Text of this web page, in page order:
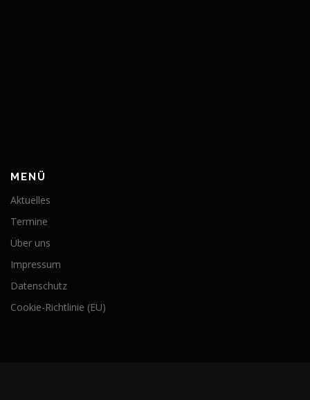
MENÜ
Aktuelles
Termine
Über uns
Impressum
Datenschutz
Cookie-Richtlinie (EU)